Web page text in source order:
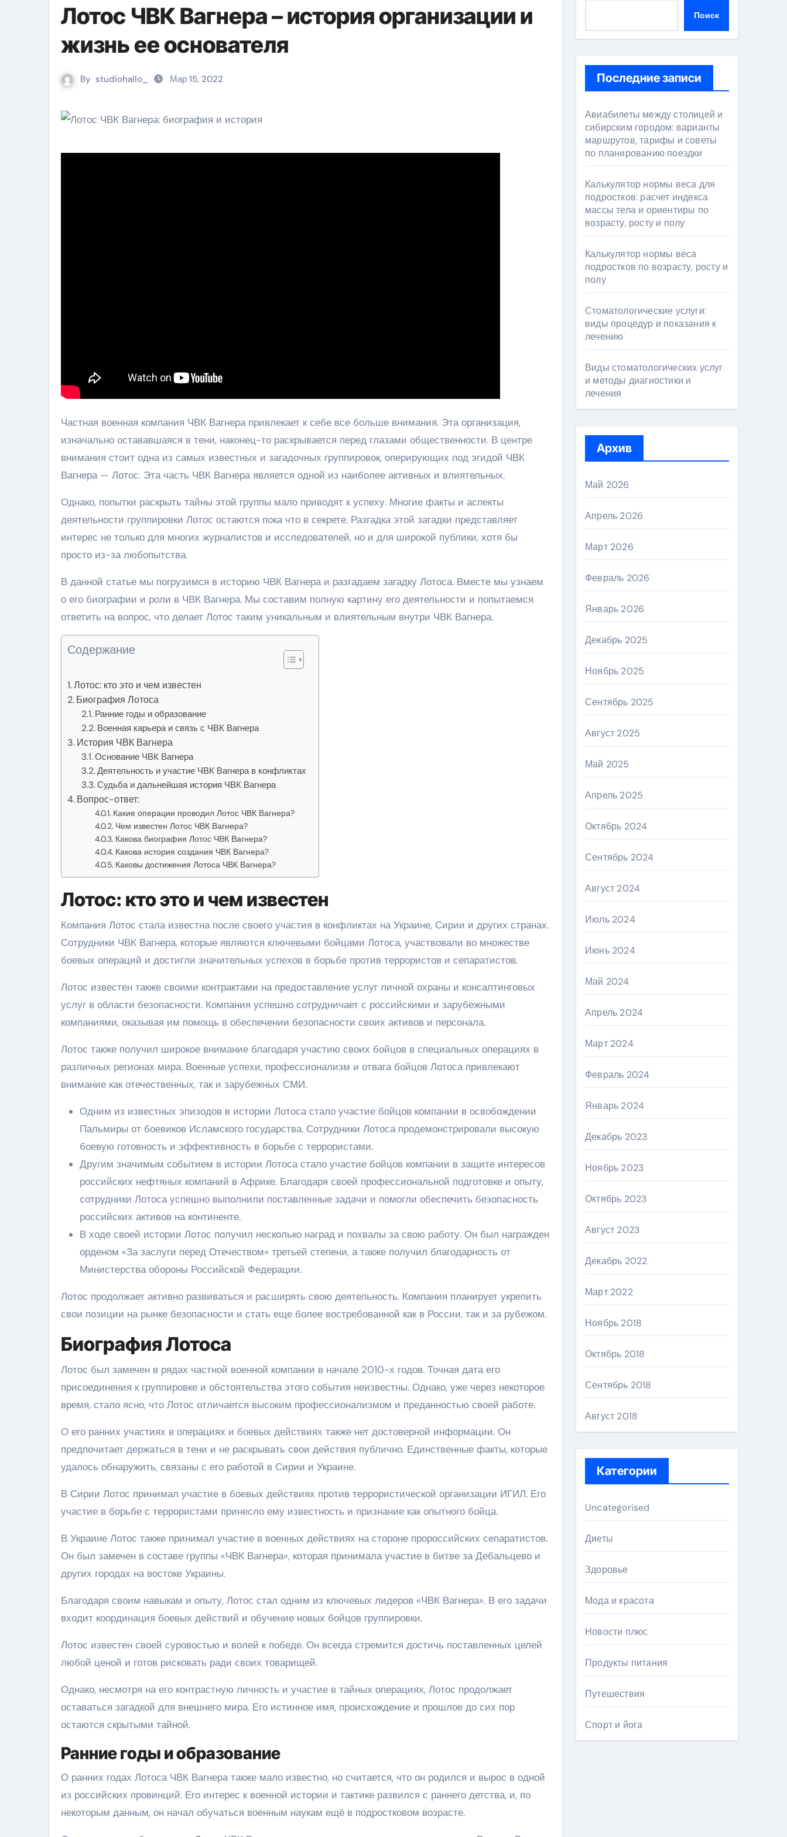
Лотос ЧВК Вагнера – история организации и
жизнь ее основателя
By studiohallo_ Мар 15, 2022
Частная военная компания ЧВК Вагнера привлекает к себе все больше внимания. Эта организация,
изначально остававшаяся в тени, наконец-то раскрывается перед глазами общественности. В центре
внимания стоит одна из самых известных и загадочных группировок, оперирующих под эгидой ЧВК
Вагнера — Лотос. Эта часть ЧВК Вагнера является одной из наиболее активных и влиятельных.
Однако, попытки раскрыть тайны этой группы мало приводят к успеху. Многие факты и аспекты
деятельности группировки Лотос остаются пока что в секрете. Разгадка этой загадки представляет
интерес не только для многих журналистов и исследователей, но и для широкой публики, хотя бы
просто из-за любопытства.
В данной статье мы погрузимся в историю ЧВК Вагнера и разгадаем загадку Лотоса. Вместе мы узнаем
о его биографии и роли в ЧВК Вагнера. Мы составим полную картину его деятельности и попытаемся
ответить на вопрос, что делает Лотос таким уникальным и влиятельным внутри ЧВК Вагнера.
Содержание
Лотос: кто это и чем известен
Биография Лотоса
Ранние годы и образование
Военная карьера и связь с ЧВК Вагнера
История ЧВК Вагнера
Основание ЧВК Вагнера
Деятельность и участие ЧВК Вагнера в конфликтах
Судьба и дальнейшая история ЧВК Вагнера
Вопрос-ответ:
Какие операции проводил Лотос ЧВК Вагнера?
Чем известен Лотос ЧВК Вагнера?
Какова биография Лотос ЧВК Вагнера?
Какова история создания ЧВК Вагнера?
Каковы достижения Лотоса ЧВК Вагнера?
Лотос: кто это и чем известен
Компания Лотос стала известна после своего участия в конфликтах на Украине, Сирии и других странах.
Сотрудники ЧВК Вагнера, которые являются ключевыми бойцами Лотоса, участвовали во множестве
боевых операций и достигли значительных успехов в борьбе против террористов и сепаратистов.
Лотос известен также своими контрактами на предоставление услуг личной охраны и консалтинговых
услуг в области безопасности. Компания успешно сотрудничает с российскими и зарубежными
компаниями, оказывая им помощь в обеспечении безопасности своих активов и персонала.
Лотос также получил широкое внимание благодаря участию своих бойцов в специальных операциях в
различных регионах мира. Военные успехи, профессионализм и отвага бойцов Лотоса привлекают
внимание как отечественных, так и зарубежных СМИ.
Одним из известных эпизодов в истории Лотоса стало участие бойцов компании в освобождении
Пальмиры от боевиков Исламского государства. Сотрудники Лотоса продемонстрировали высокую
боевую готовность и эффективность в борьбе с террористами.
Другим значимым событием в истории Лотоса стало участие бойцов компании в защите интересов
российских нефтяных компаний в Африке. Благодаря своей профессиональной подготовке и опыту,
сотрудники Лотоса успешно выполнили поставленные задачи и помогли обеспечить безопасность
российских активов на континенте.
В ходе своей истории Лотос получил несколько наград и похвалы за свою работу. Он был награжден
орденом «За заслуги перед Отечеством» третьей степени, а также получил благодарность от
Министерства обороны Российской Федерации.
Лотос продолжает активно развиваться и расширять свою деятельность. Компания планирует укрепить
свои позиции на рынке безопасности и стать еще более востребованной как в России, так и за рубежом.
Биография Лотоса
Лотос был замечен в рядах частной военной компании в начале 2010-х годов. Точная дата его
присоединения к группировке и обстоятельства этого события неизвестны. Однако, уже через некоторое
время, стало ясно, что Лотос отличается высоким профессионализмом и преданностью своей работе.
О его ранних участиях в операциях и боевых действиях также нет достоверной информации. Он
предпочитает держаться в тени и не раскрывать свои действия публично. Единственные факты, которые
удалось обнаружить, связаны с его работой в Сирии и Украине.
В Сирии Лотос принимал участие в боевых действиях против террористической организации ИГИЛ. Его
участие в борьбе с террористами принесло ему известность и признание как опытного бойца.
В Украине Лотос также принимал участие в военных действиях на стороне пророссийских сепаратистов.
Он был замечен в составе группы «ЧВК Вагнера», которая принимала участие в битве за Дебальцево и
других городах на востоке Украины.
Благодаря своим навыкам и опыту, Лотос стал одним из ключевых лидеров «ЧВК Вагнера». В его задачи
входит координация боевых действий и обучение новых бойцов группировки.
Лотос известен своей суровостью и волей к победе. Он всегда стремится достичь поставленных целей
любой ценой и готов рисковать ради своих товарищей.
Однако, несмотря на его контрастную личность и участие в тайных операциях, Лотос продолжает
оставаться загадкой для внешнего мира. Его истинное имя, происхождение и прошлое до сих пор
остаются скрытыми тайной.
Ранние годы и образование
О ранних годах Лотоса ЧВК Вагнера также мало известно, но считается, что он родился и вырос в одной
из российских провинций. Его интерес к военной истории и тактике развился с раннего детства, и, по
некоторым данным, он начал обучаться военным наукам ещё в подростковом возрасте.
Поиск
Последние записи
Авиабилеты между столицей и
сибирским городом: варианты
маршрутов, тарифы и советы
по планированию поездки
Калькулятор нормы веса для
подростков: расчет индекса
массы тела и ориентиры по
возрасту, росту и полу
Калькулятор нормы веса
подростков по возрасту, росту и
полу
Стоматологические услуги:
виды процедур и показания к
лечению
Виды стоматологических услуг
и методы диагностики и
лечения
Архив
Май 2026
Апрель 2026
Март 2026
Февраль 2026
Январь 2026
Декабрь 2025
Ноябрь 2025
Сентябрь 2025
Август 2025
Май 2025
Апрель 2025
Октябрь 2024
Сентябрь 2024
Август 2024
Июль 2024
Июнь 2024
Май 2024
Апрель 2024
Март 2024
Февраль 2024
Январь 2024
Декабрь 2023
Ноябрь 2023
Октябрь 2023
Август 2023
Декабрь 2022
Март 2022
Ноябрь 2018
Октябрь 2018
Сентябрь 2018
Август 2018
Категории
Uncategorised
Диеты
Здоровье
Мода и красота
Новости плюс
Продукты питания
Путешествия
Спорт и йога